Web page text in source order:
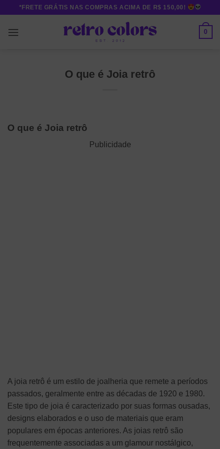
content
*FRETE GRÁTIS NAS COMPRAS ACIMA DE R$ 150,00!
0
O que é Joia retrô
O que é Joia retrô
Publicidade
A joia retrô é um estilo de joalheria que remete a períodos
passados, geralmente entre as décadas de 1920 e 1980.
Este tipo de joia é caracterizado por suas formas ousadas,
designs elaborados e o uso de materiais que eram
populares em épocas anteriores. As joias retrô são
frequentemente associadas a um glamour nostálgico,